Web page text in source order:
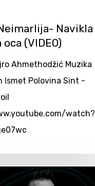
Navikla
(VIDEO)
Ahmethodžić Muzika
Ismet Polovina Sint -
watch?